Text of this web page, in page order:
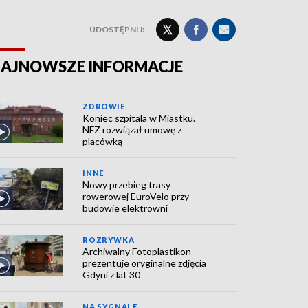
UDOSTĘPNIJ:
INFORMACJE
ZDROWIE
Koniec szpitala w Miastku.
NFZ rozwiązał umowę z
placówką
INNE
Nowy przebieg trasy
rowerowej EuroVelo przy
budowie elektrowni
ROZRYWKA
Archiwalny Fotoplastikon
prezentuje oryginalne zdjęcia
Gdyni z lat 30